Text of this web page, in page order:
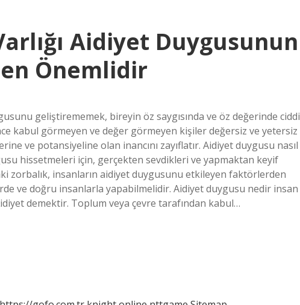
Aidiyet Duygusunun
Önemlidir
geliştirememek, bireyin öz saygısında ve öz değerinde ciddi
kabul görmeyen ve değer görmeyen kişiler değersiz ve yetersiz
ve potansiyeline olan inancını zayıflatır. Aidiyet duygusu nasıl
hissetmeleri için, gerçekten sevdikleri ve yapmaktan keyif
zorbalık, insanların aidiyet duygusunu etkileyen faktörlerden
ve doğru insanlarla yapabilmelidir. Aidiyet duygusu nedir insan
demektir. Toplum veya çevre tarafından kabul…